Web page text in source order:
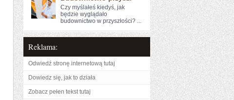
Czy myślałeś kiedyś, jak
⁢będzie wyglądało
budownictwo w przyszłości? ...
Reklama:
Odwiedź stronę internetową tutaj
Dowiedz się, jak to działa
Zobacz pełen tekst tutaj